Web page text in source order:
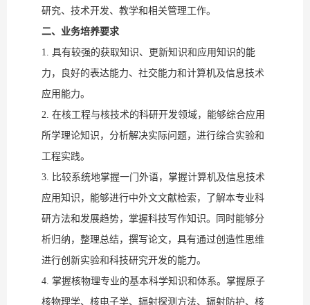
研究、技术开发、教学和相关管理工作。
二、业务培养要求
1. 具有较强的获取知识、更新知识和应用知识的能
力，良好的表达能力、社交能力和计算机及信息技术
应用能力。
2. 在核工程与核技术的科研开发领域，能够综合应用
所学理论知识，分析解决实际问题，进行综合实验和
工程实践。
3. 比较系统地掌握一门外语，掌握计算机及信息技术
应用知识，能够进行中外文文献检索，了解本专业科
研方法和发展趋势，掌握科技写作知识。同时能够分
析归纳，整理总结，撰写论文，具有通过创造性思维
进行创新实验和科技研究开发的能力。
4. 掌握核物理专业的基本科学知识和体系。掌握原子
核物理学、核电子学、辐射探测方法、辐射防护、核